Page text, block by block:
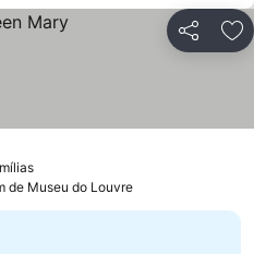
Partilhar
de Museu do Louvre